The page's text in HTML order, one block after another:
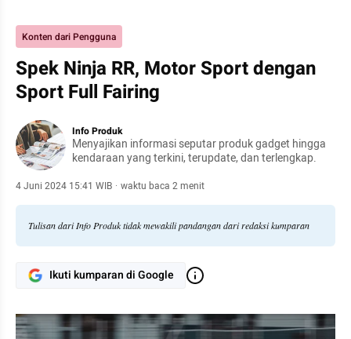
Konten dari Pengguna
Spek Ninja RR, Motor Sport dengan
Sport Full Fairing
Info Produk
Menyajikan informasi seputar produk gadget hingga
kendaraan yang terkini, terupdate, dan terlengkap.
4 Juni 2024 15:41 WIB · waktu baca 2 menit
Tulisan dari Info Produk tidak mewakili pandangan dari redaksi kumparan
Ikuti kumparan di Google